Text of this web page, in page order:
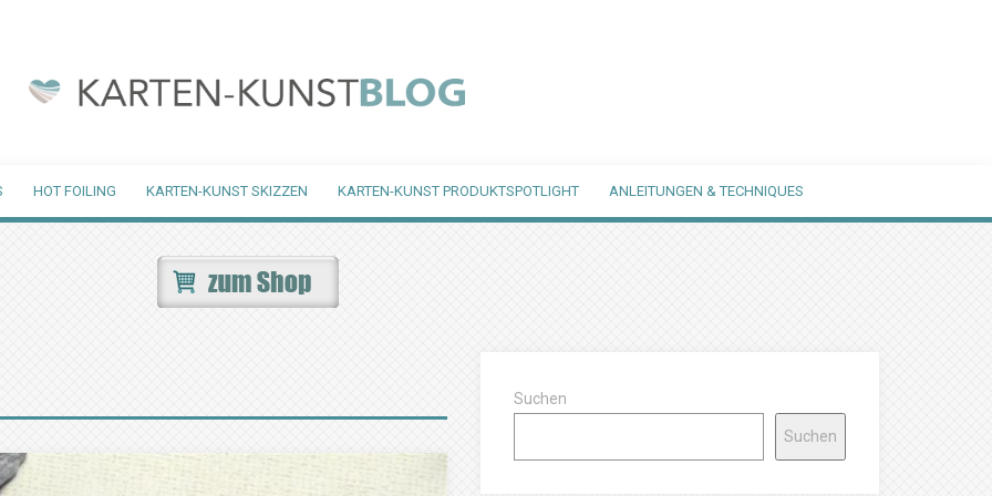
HOT FOILING KARTEN-KUNST SKIZZEN KARTEN-KUNST PRODUKTSPOTLIGHT ANLEITUNGEN & TECHNIQUES
Suchen
Suchen